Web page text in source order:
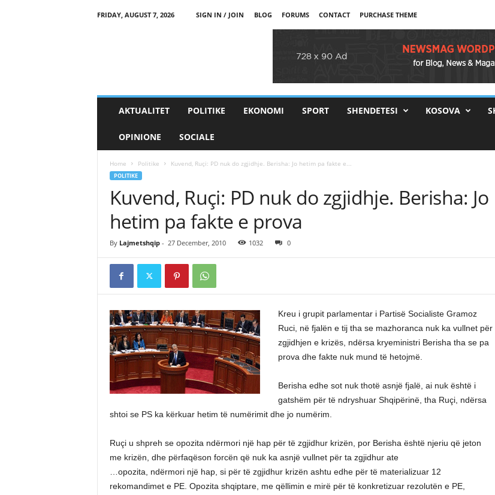
FRIDAY, AUGUST 7, 2026 SIGN IN / JOIN BLOG FORUMS CONTACT PURCHASE THEME
AKTUALITET POLITIKE EKONOMI SPORT SHENDETESI KOSOVA
OPINIONE SOCIALE
Home Politike Kuvend, Ruçi: PD nuk do zgjidhje. Berisha: Jo hetim pa fakte e...
POLITIKE
Kuvend, Ruçi: PD nuk do zgjidhje. Berisha: Jo
hetim pa fakte e prova
By Lajmetshqip- 27 December, 2010 1032 0
Kreu i grupit parlamentar i Partisë Socialiste Gramoz
Ruci, në fjalën e tij tha se mazhoranca nuk ka vullnet për
zgjidhjen e krizës, ndërsa kryeministri Berisha tha se pa
prova dhe fakte nuk mund të hetojmë.
Berisha edhe sot nuk thotë asnjë fjalë, ai nuk është i
gatshëm për të ndryshuar Shqipërinë, tha Ruçi, ndërsa
shtoi se PS ka kërkuar hetim të numërimit dhe jo numërim.
Ruçi u shpreh se opozita ndërmori një hap për të zgjidhur krizën, por Berisha është njeriu që jeton
me krizën, dhe përfaqëson forcën që nuk ka asnjë vullnet për ta zgjidhur ate
…opozita, ndërmori një hap, si për të zgjidhur krizën ashtu edhe për të materializuar 12
rekomandimet e PE. Opozita shqiptare, me qëllimin e mirë për të konkretizuar rezolutën e PE,